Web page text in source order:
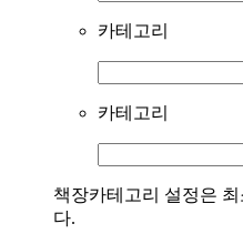
카테고리
카테고리
책장카테고리 설정은
다.